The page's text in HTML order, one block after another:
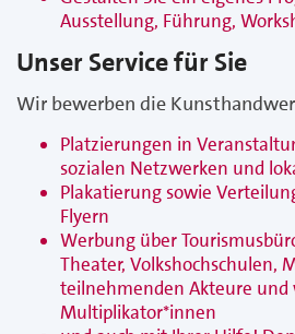
Ausstellung, Führung,
Unser Service für Sie
Wir bewerben die
Platzierungen in
sozialen Netzwerken und
Plakatierung sowie
Flyern
Werbung über
Theater, Volkshochschulen,
teilnehmenden Akteure und
Multiplikator*innen